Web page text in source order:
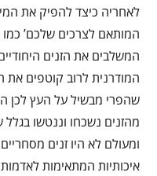
לאחריה כיצד להפיק את
המותאם לצרכים שלכם’ כמו
המשלבים את הזנים
המודרנית לרוב קוטפים את
שהפרי מבשיל על העץ לכן
מהזנים נשכחו וננטשו
ומעולם לא היו זנים
איכותיות המתאימות